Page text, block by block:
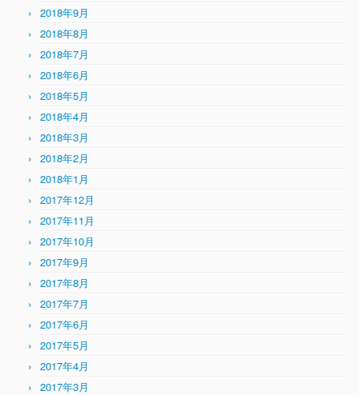
2018年9月
2018年8月
2018年7月
2018年6月
2018年5月
2018年4月
2018年3月
2018年2月
2018年1月
2017年12月
2017年11月
2017年10月
2017年9月
2017年8月
2017年7月
2017年6月
2017年5月
2017年4月
2017年3月